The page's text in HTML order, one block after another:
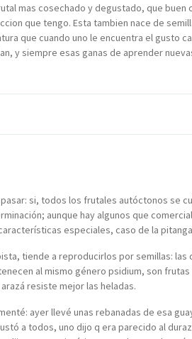
mas cosechado y degustado, que buen
que tengo. Esta tambien nace de
que cuando uno le encuentra el gusto
y siempre esas ganas de aprender
pasar: si, todos los frutales autóctonos se
aunque hay algunos que
especiales, caso de la
tiende a reproducirlos por semillas: las
al mismo género psidium, son
resiste mejor las heladas.
ayer llevé unas rebanadas de esa
a todos, uno dijo q era parecido al